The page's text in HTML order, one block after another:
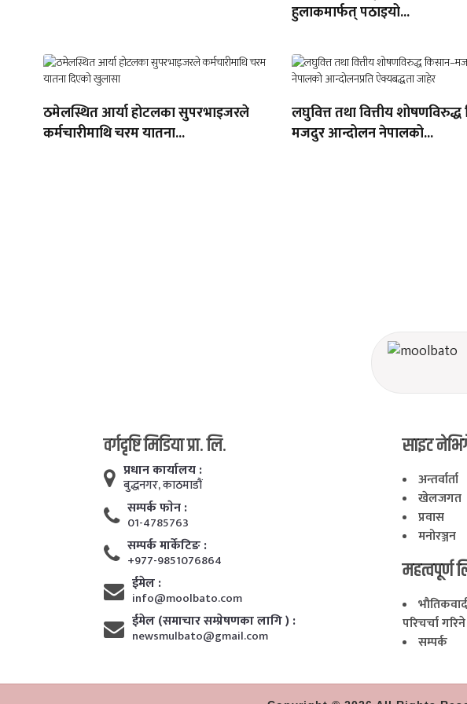
हुलाकमार्फत् पठाइयो...
ठमेलस्थित आर्या होटलका सुपरभाइजरले
कर्मचारीमाथि चरम यातना...
लघुवित्त तथा वित्तीय
मजदुर आन्दोलन नेपालको...
वर्गदृष्टि मिडिया प्रा. लि.
प्रधान कार्यालय :
बुद्धनगर, काठमाडाैं
सम्पर्क फाेन :
01-4785763
सम्पर्क मार्केटिङ :
+977-9851076864
ईमेल :
info@moolbato.com
ईमेल (समाचार सम्प्रेषणका लागि ) :
newsmulbato@gmail.com
साइट
अन्तर्वार्ता
खेलजगत
प्रवास
मनोरञ्जन
महत्वपूर्ण
परिचर्चा गरिने
सम्पर्क